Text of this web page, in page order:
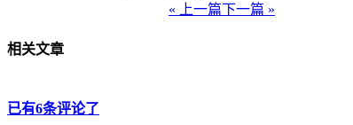
« 上一篇下一篇 »
相关文章
已有6条评论了